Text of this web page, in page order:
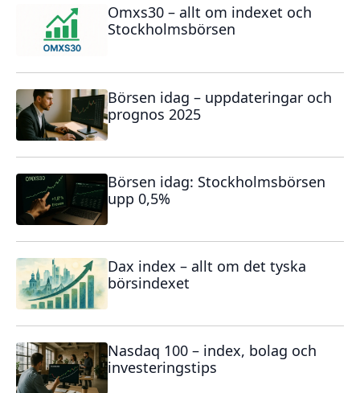
Omxs30 – allt om indexet och
Stockholmsbörsen
Börsen idag – uppdateringar och
prognos 2025
Börsen idag: Stockholmsbörsen
upp 0,5%
Dax index – allt om det tyska
börsindexet
Nasdaq 100 – index, bolag och
investeringstips